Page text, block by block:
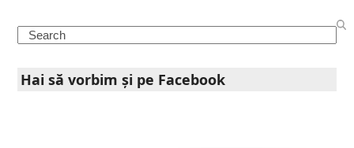
Search
Hai să vorbim şi pe Facebook